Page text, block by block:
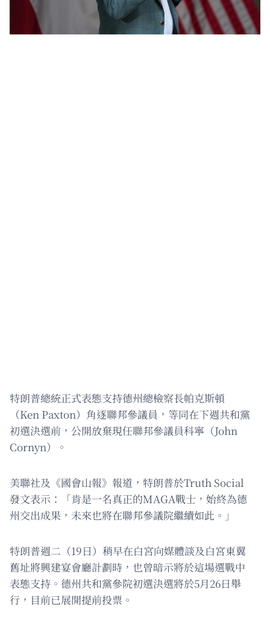
特朗普總統正式表態支持德州總檢察長帕克斯頓
（Ken Paxton）角逐聯邦參議員，等同在下週共和黨
初選決選前，公開放棄現任聯邦參議員科寧（John
Cornyn）。
美聯社及《國會山報》報道，特朗普於Truth Social
發文表示：「肯是一名真正的MAGA戰士，始終為德
州交出成果，未來也將在聯邦參議院繼續如此。」
特朗普週二（19日）稍早在白宮向媒體談及白宮東翼
舊址將興建宴會廳計劃時，也曾暗示將於這場選戰中
表態支持。德州共和黨參院初選決選將於5月26日舉
行，目前已展開提前投票。